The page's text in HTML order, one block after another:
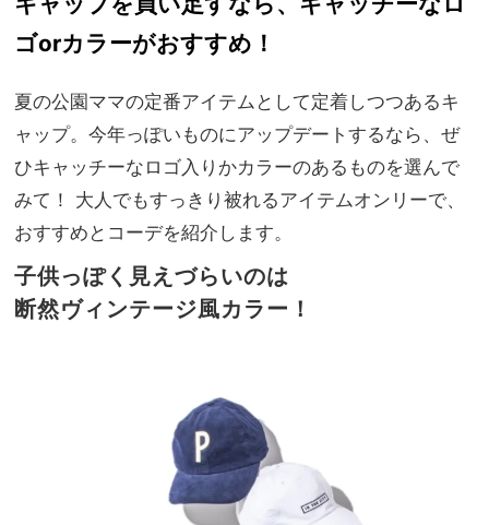
考え
る
ぜ
今、
NO
T A
HO
TEL
な
」
台か
コー
デに
かア
クセ
ゴorカラーがおすすめ！
夏の公園ママの定番アイテムとして定着しつつあるキ
ャップ。今年っぽいものにアップデートするなら、ぜ
ひキャッチーなロゴ入りかカラーのあるものを選んで
みて！ 大人でもすっきり被れるアイテムオンリーで、
おすすめとコーデを紹介します。
子供っぽく見えづらいのは
断然ヴィンテージ風カラー！